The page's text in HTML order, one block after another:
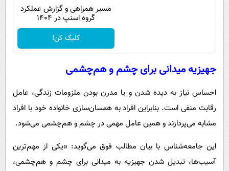
مسیر همراهی و گزارش عملکرد
گروه اسنپ در ۱۴۰۴
کلیک کن!
جهیزیه میدانی برای چشم و هم‌چشمی
احساس نیاز به دیده شدن و یا مدرن بودن ملزومات زندگی، عامل
رقابت منفی است. بنابراین افراد به همسان‌سازی خانواده خود با افراد
مشابه می‌پردازند و همین عامل مهمی در چشم و هم‌چشمی می‌شود.
این جامعه‌شناس با بیان مطالب فوق می‌گوید: «یکی از مهم‌ترین
آسیب‌ها، تبدیل شدن جهیزیه به میدانی برای چشم و هم‌چشمی،